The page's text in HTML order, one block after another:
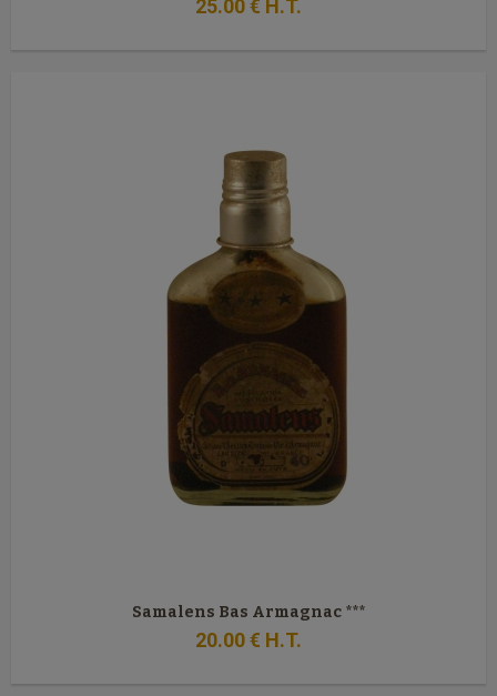
25.00€ H.T.
Samalens Bas Armagnac ***
20.00€ H.T.